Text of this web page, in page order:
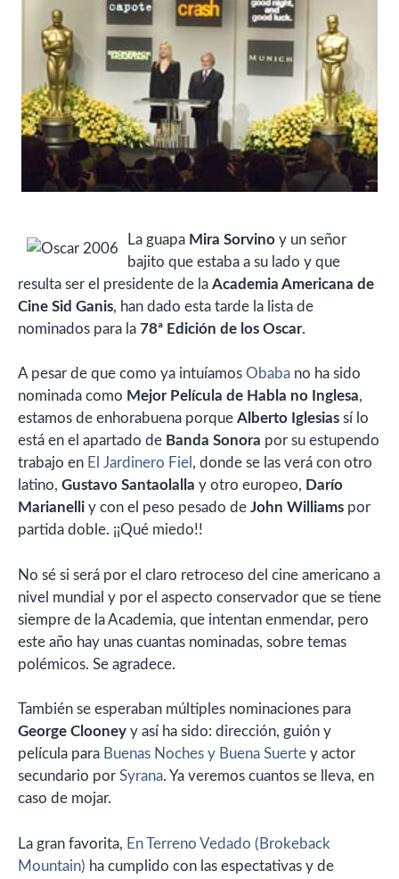
La guapa Mira Sorvino y un señor
bajito que estaba a su lado y que
resulta ser el presidente de la Academia Americana de
Cine Sid Ganis, han dado esta tarde la lista de
nominados para la 78ª Edición de los Oscar.
A pesar de que como ya intuíamos Obaba no ha sido
nominada como Mejor Película de Habla no Inglesa,
estamos de enhorabuena porque Alberto Iglesias sí lo
está en el apartado de Banda Sonora por su estupendo
trabajo en El Jardinero Fiel , donde se las verá con otro
latino, Gustavo Santaolalla y otro europeo, Darío
Marianelli y con el peso pesado de John Williams por
partida doble. ¡¡Qué miedo!!
No sé si será por el claro retroceso del cine americano a
nivel mundial y por el aspecto conservador que se tiene
siempre de la Academia, que intentan enmendar, pero
este año hay unas cuantas nominadas, sobre temas
polémicos. Se agradece.
También se esperaban múltiples nominaciones para
George Clooney y así ha sido: dirección, guión y
película para Buenas Noches y Buena Suerte y actor
secundario por Syrana. Ya veremos cuantos se lleva, en
caso de mojar.
La gran favorita, En Terreno Vedado (Brokeback
Mountain) ha cumplido con las espectativas y de